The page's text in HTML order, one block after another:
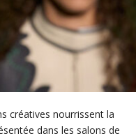
créatives nourrissent la
dans les salons de